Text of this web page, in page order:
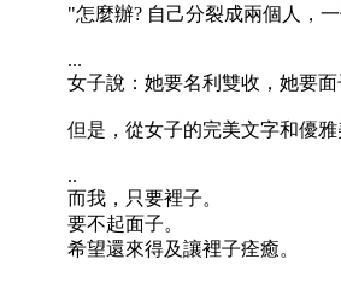
"怎麼辦? 自己分裂成兩個人，
...
女子說：她要名利雙收，她要面
但是，從女子的完美文字和優
..
而我，只要裡子。
要不起面子。
希望還來得及讓裡子痊癒。